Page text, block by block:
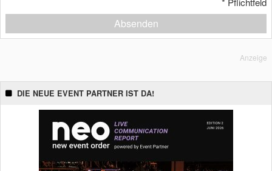
Absenden
Anzeige
DIE NEUE EVENT PARTNER IST DA!